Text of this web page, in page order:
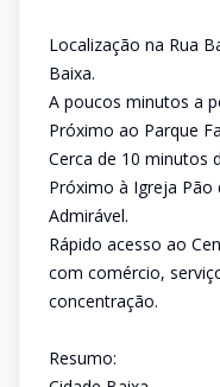
Localização na Rua
Baixa.
A poucos minutos a
Próximo ao Parque
Cerca de 10 minutos
Próximo à Igreja Pão
Admirável.
Rápido acesso ao
com comércio,
concentração.
Resumo: